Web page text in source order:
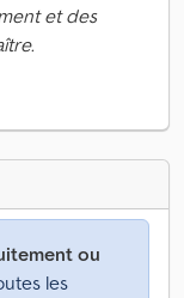
et des
ou
les